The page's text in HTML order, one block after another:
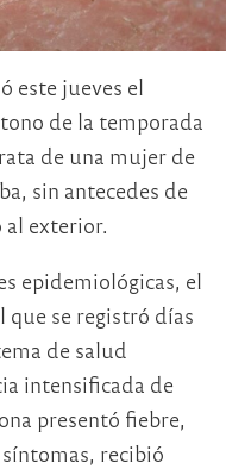
este jueves el
de la temporada
de una mujer de
sin antecedes de
al exterior.
epidemiológicas, el
que se registró días
de salud
intensificada de
presentó fiebre,
recibió